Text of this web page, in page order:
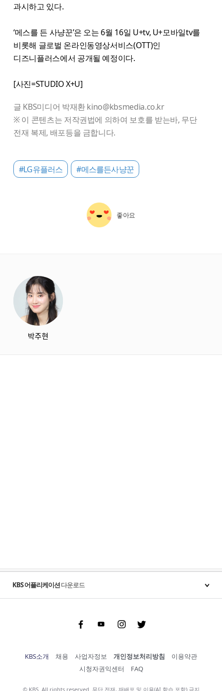
과시하고 있다.
‘메스를 든 사냥꾼’은 오는 6월 16일 U+tv, U+모바일tv를
비롯해 글로벌 온라인동영상서비스(OTT)인
디즈니플러스에서 공개될 예정이다.
[사진=STUDIO X+U]
글 KBS미디어 박재환 kino@kbsmedia.co.kr
※ 이 콘텐츠는 저작권법에 의하여 보호를 받는바, 무단
전재 복제, 배포등을 금합니다.
#LG유플러스 #메스를든사냥꾼
좋아요
박주현
KBS 어플리케이션다운로드
FacebookYoutubeInstgram Twitter
KBS소개 채용 사업자정보 개인정보처리방침
이용약관
시청자권익센터
FAQ
© KBS. All rights reserved. 무단 전재, 재배포 및 이용(AI 학습 포함) 금지